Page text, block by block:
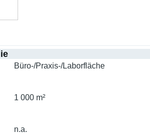
Büro-/Praxis-/Laborfläche
1 000 m²
n.a.